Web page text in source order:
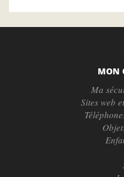
MON
Ma
Sites web